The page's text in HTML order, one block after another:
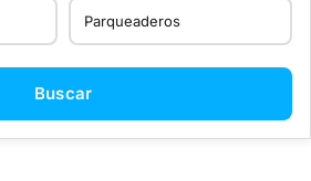
Buscar